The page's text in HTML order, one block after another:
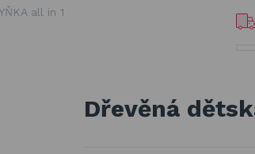
all in 1
Dřevěná